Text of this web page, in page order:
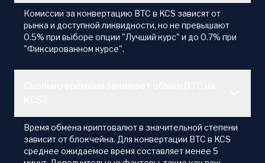
Комиссии за конвертацию BTC в KCS зависят от
рынка и доступной ликвидности, но не превышают
0.5% при выборе опции "Лучший курс" и до 0.7% при
"Фиксированном курсе".
Время обмена криптовалют в значительной степени
зависит от блокчейна. Для конвертации BTC в KCS
среднее ожидаемое время составляет менее 5